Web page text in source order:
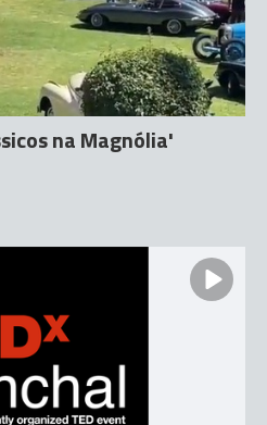
na Magnólia'